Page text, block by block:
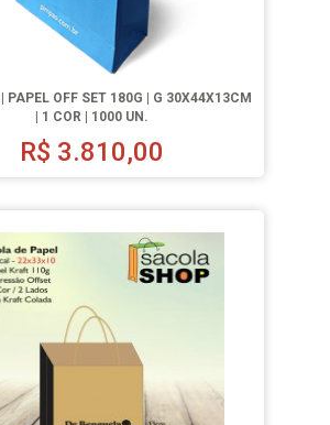
PAPEL OFF SET 180G | G 30X44X13CM
| 1 COR | 1000 UN.
R$ 3.810,00